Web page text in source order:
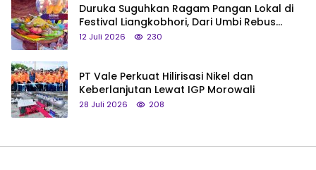
Duruka Suguhkan Ragam Pangan Lokal di
Festival Liangkobhori, Dari Umbi Rebus
hingga Tumpeng Beras Muna
12 Juli 2026 230
PT Vale Perkuat Hilirisasi Nikel dan
Keberlanjutan Lewat IGP Morowali
28 Juli 2026 208